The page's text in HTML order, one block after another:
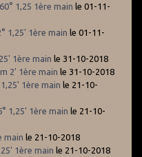
1,25 1ère main le 01-11-
1,25' 1ère main le 01-11-
1ère main le 31-10-2018
2' 1ère main le 31-10-2018
1ère main le 21-10-
1,25' 1ère main le 21-10-
main le 21-10-2018
1ère main le 21-10-2018